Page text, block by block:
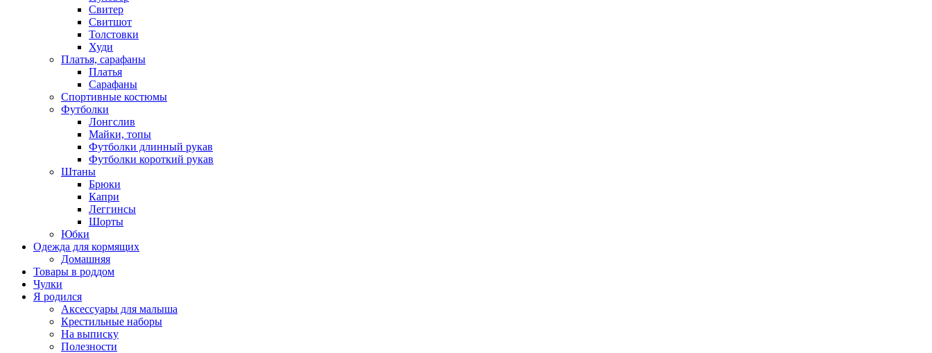
Свитер
Свитшот
Толстовки
Худи
Платья, сарафаны
Платья
Сарафаны
Спортивные костюмы
Футболки
Лонгслив
Майки, топы
Футболки длинный рукав
Футболки короткий рукав
Штаны
Брюки
Капри
Леггинсы
Шорты
Юбки
Одежда для кормящих
Домашняя
Товары в роддом
Чулки
Я родился
Аксессуары для малыша
Крестильные наборы
На выписку
Полезности